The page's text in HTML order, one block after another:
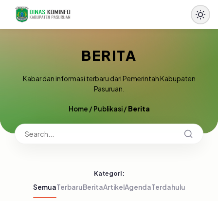
BERITA
Kabar dan informasi terbaru dari Pemerintah Kabupaten
Pasuruan.
Home /Publikasi/Berita
Kategori:
SemuaTerbaruBeritaArtikelAgendaTerdahulu